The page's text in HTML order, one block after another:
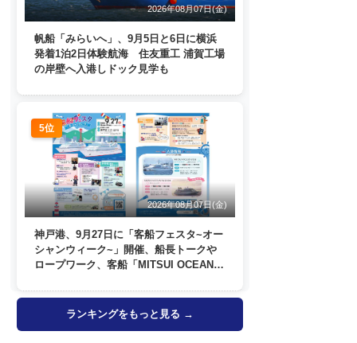
2026年08月07日(金)
帆船「みらいへ」、9月5日と6日に横浜
発着1泊2日体験航海 住友重工 浦賀工場
の岸壁へ入港しドック見学も
5位
2026年08月07日(金)
神戸港、9月27日に「客船フェスタ~オー
シャンウィーク~」開催、船長トークや
ロープワーク、客船「MITSUI OCEAN
ランキングをもっと見る →